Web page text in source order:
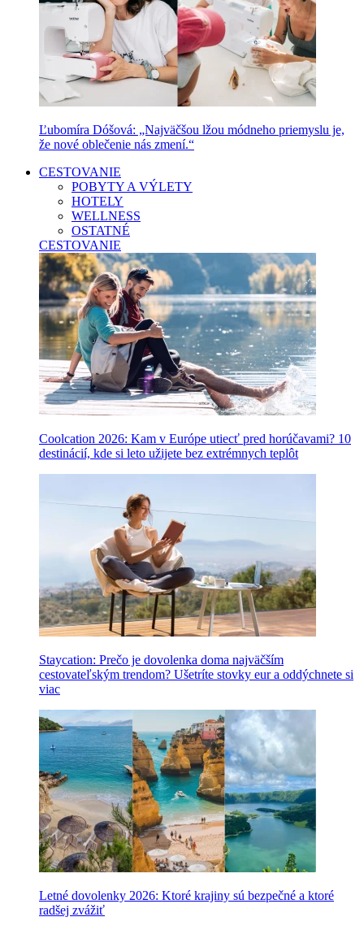
Ľubomíra Dóšová: „Najväčšou lžou módneho priemyslu je,
že nové oblečenie nás zmení.“
CESTOVANIE
POBYTY A VÝLETY
HOTELY
WELLNESS
OSTATNÉ
CESTOVANIE
Coolcation 2026: Kam v Európe utiecť pred horúčavami? 10
destinácií, kde si leto užijete bez extrémnych teplôt
Staycation: Prečo je dovolenka doma najväčším
cestovateľským trendom? Ušetríte stovky eur a oddýchnete si
viac
Letné dovolenky 2026: Ktoré krajiny sú bezpečné a ktoré
radšej zvážiť